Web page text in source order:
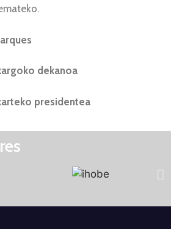
dekanoa
presidentea